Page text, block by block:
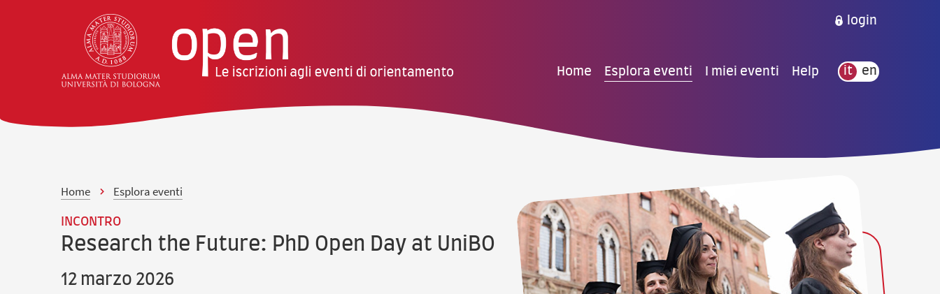
login
Home Esplora eventi I miei eventi Help it en
Home Esplora eventi
INCONTRO
Research the Future: PhD Open Day at UniBO
12 marzo 2026